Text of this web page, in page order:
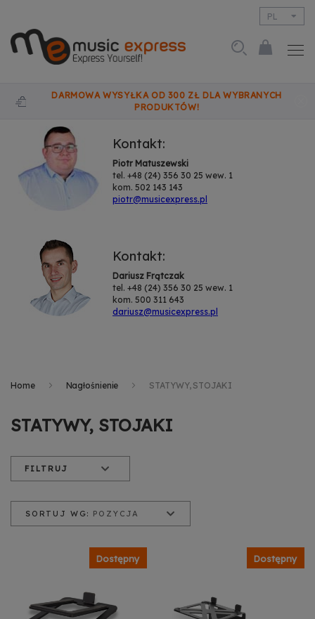
PL
DARMOWA WYSYŁKA OD 300 ZŁ DLA WYBRANYCH
PRODUKTÓW!
Kontakt:
Piotr Matuszewski
tel. +48 (24) 356 30 25 wew. 1
kom. 502 143 143
piotr@musicexpress.pl
Kontakt:
Dariusz Frątczak
tel. +48 (24) 356 30 25 wew. 1
kom. 500 311 643
dariusz@musicexpress.pl
Home Nagłośnienie STATYWY, STOJAKI
SORTUJ WG: POZYCJA
Cena od najniższej
Cena od najwyższej
Dostępny Dostępny
STATYWY, STOJAKI
FILTRUJ